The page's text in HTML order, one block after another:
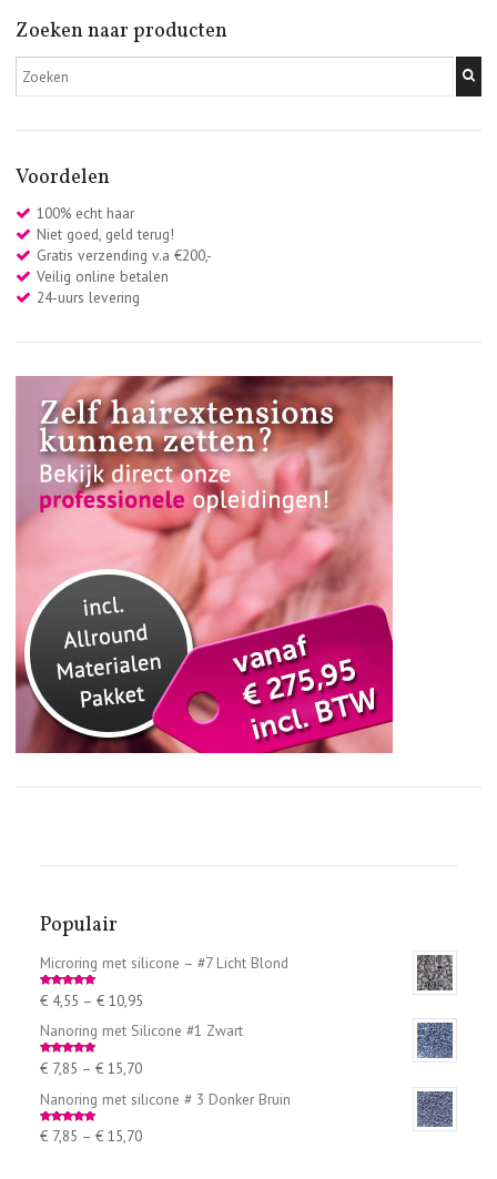
Zoeken naar producten
Voordelen
100% echt haar
Niet goed, geld terug!
Gratis verzending v.a €200,-
Veilig online betalen
24-uurs levering
Populair
Microring met silicone – #7 Licht Blond
Rated5.00
out of 5
€4,55 – €10,95
Nanoring met Silicone #1 Zwart
Rated5.00
out of 5
€7,85 – €15,70
Nanoring met silicone # 3 Donker Bruin
Rated5.00
out of 5
€7,85 – €15,70